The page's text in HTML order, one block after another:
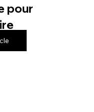
pour